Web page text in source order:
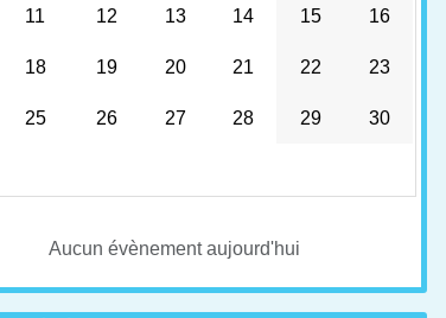
11 12 13 14 15 16
18 19 20 21 22 23
25 26 27 28 29 30
Aucun évènement aujourd'hui